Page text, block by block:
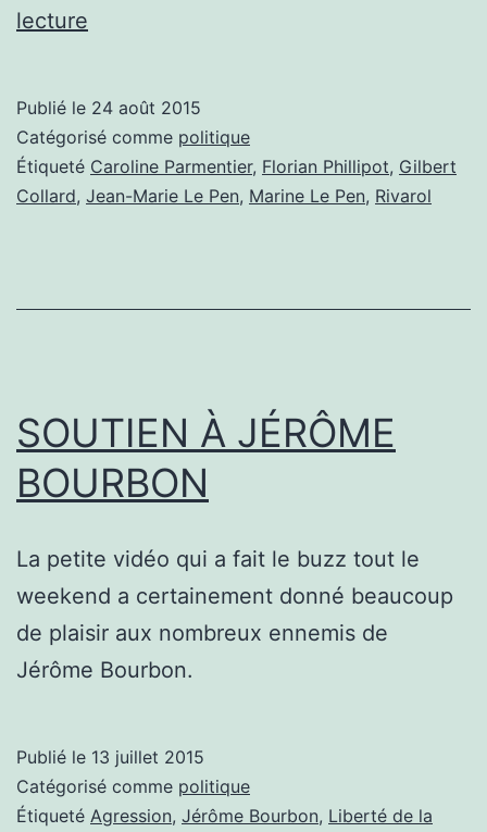
lecture
CAROLINE
PARMENTIER
DANS
22
Publié le 24 août 2015
Catégorisé comme politique
Étiqueté Caroline Parmentier, Florian Phillipot, Gilbert
Collard, Jean-Marie Le Pen, Marine Le Pen, Rivarol
SOUTIEN À JÉRÔME
BOURBON
La petite vidéo qui a fait le buzz tout le
weekend a certainement donné beaucoup
de plaisir aux nombreux ennemis de
Jérôme Bourbon.
Publié le 13 juillet 2015
Catégorisé comme politique
Étiqueté Agression, Jérôme Bourbon, Liberté de la